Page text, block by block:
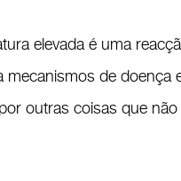
elevada é uma
mecanismos de doença
outras coisas que